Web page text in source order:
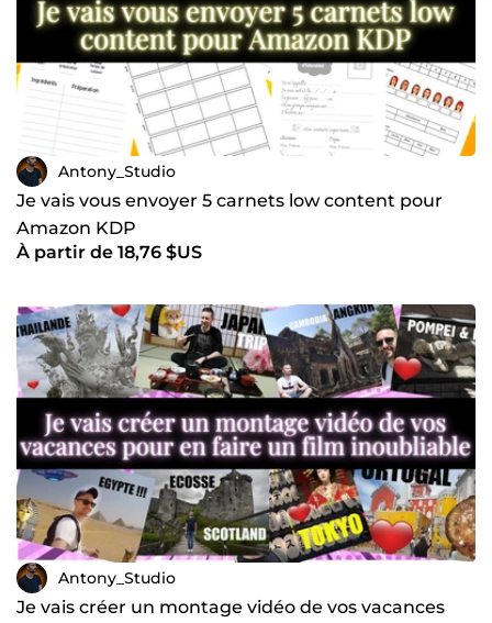
Antony_Studio
Je vais vous envoyer 5 carnets low content pour
Amazon KDP
À partir de 18,76 $US
Antony_Studio
Je vais créer un montage vidéo de vos vacances